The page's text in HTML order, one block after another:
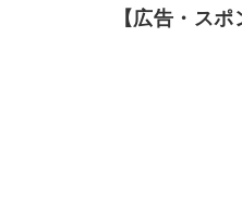
【広告・スポ